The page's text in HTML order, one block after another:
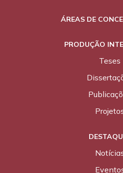
ÁREAS DE
PRODUÇÃO
Teses